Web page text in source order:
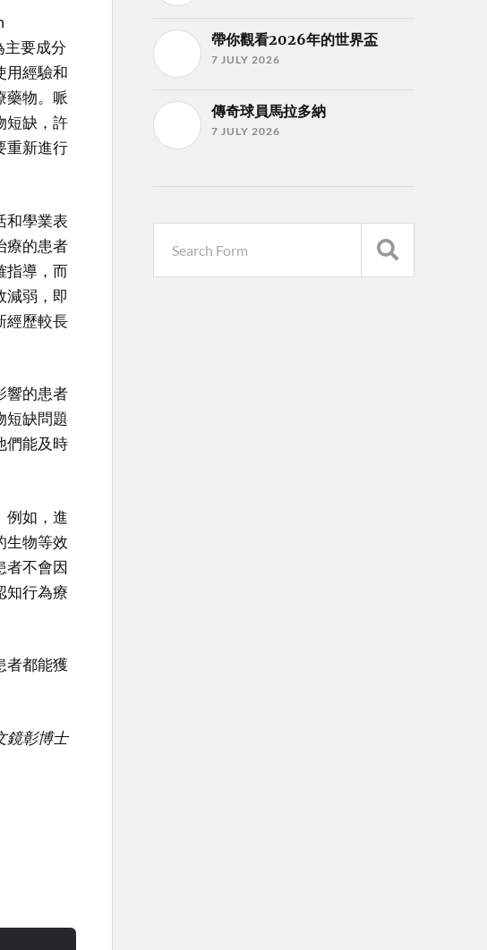
主要成分
用經驗和
藥物。哌
短缺，許
重新進行
和學業表
療的患者
指導，而
減弱，即
經歷較長
響的患者
短缺問題
們能及時
例如，進
生物等效
者不會因
知行為療
者都能獲
鏡彰博士
帶你觀看2026年的世界盃
7 JULY 2026
傳奇球員馬拉多納
7 JULY 2026